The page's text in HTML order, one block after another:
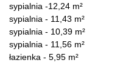
sypialnia -12,24 m²
sypialnia - 11,43 m²
sypialnia - 10,39 m²
sypialnia - 11,56 m²
łazienka - 5,95 m²